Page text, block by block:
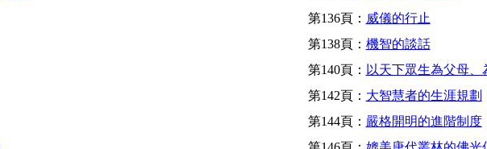
第136頁： 威儀的行止
第138頁： 機智的談話
第140頁： 以天下眾生為父母、
第142頁： 大智慧者的生涯規劃
第144頁： 嚴格開明的進階制度